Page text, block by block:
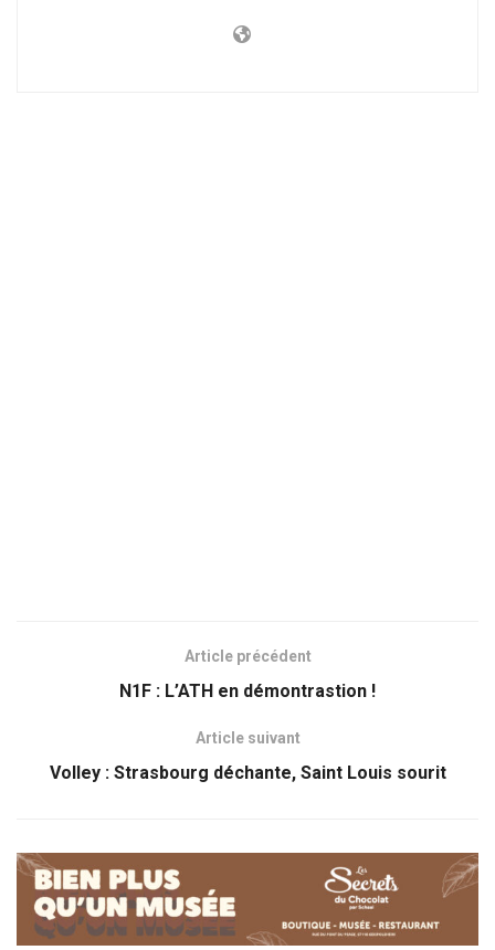
Article précédent
N1F : L’ATH en démontrastion !
Article suivant
Volley : Strasbourg déchante, Saint Louis sourit